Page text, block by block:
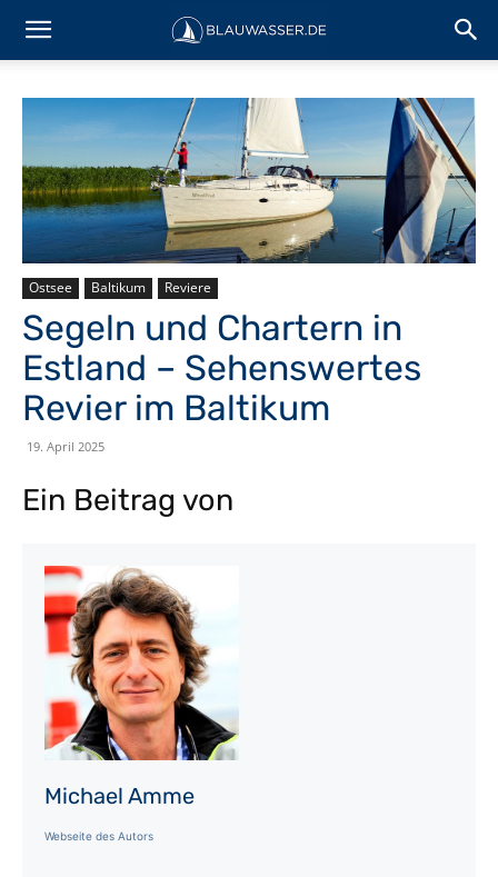
Ostsee Baltikum Reviere
Segeln und Chartern in
Estland – Sehenswertes
Revier im Baltikum
19. April 2025
Ein Beitrag von
Michael Amme
Webseite des Autors